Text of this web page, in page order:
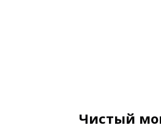
Чистый